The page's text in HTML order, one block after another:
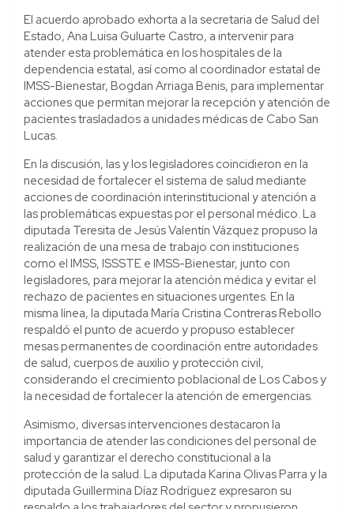
El acuerdo aprobado exhorta a la secretaria de Salud del
Estado, Ana Luisa Guluarte Castro, a intervenir para
atender esta problemática en los hospitales de la
dependencia estatal, así como al coordinador estatal de
IMSS-Bienestar, Bogdan Arriaga Benis, para implementar
acciones que permitan mejorar la recepción y atención de
pacientes trasladados a unidades médicas de Cabo San
Lucas.
En la discusión, las y los legisladores coincidieron en la
necesidad de fortalecer el sistema de salud mediante
acciones de coordinación interinstitucional y atención a
las problemáticas expuestas por el personal médico. La
diputada Teresita de Jesús Valentín Vázquez propuso la
realización de una mesa de trabajo con instituciones
como el IMSS, ISSSTE e IMSS-Bienestar, junto con
legisladores, para mejorar la atención médica y evitar el
rechazo de pacientes en situaciones urgentes. En la
misma línea, la diputada María Cristina Contreras Rebollo
respaldó el punto de acuerdo y propuso establecer
mesas permanentes de coordinación entre autoridades
de salud, cuerpos de auxilio y protección civil,
considerando el crecimiento poblacional de Los Cabos y
la necesidad de fortalecer la atención de emergencias.
Asimismo, diversas intervenciones destacaron la
importancia de atender las condiciones del personal de
salud y garantizar el derecho constitucional a la
protección de la salud. La diputada Karina Olivas Parra y la
diputada Guillermina Díaz Rodríguez expresaron su